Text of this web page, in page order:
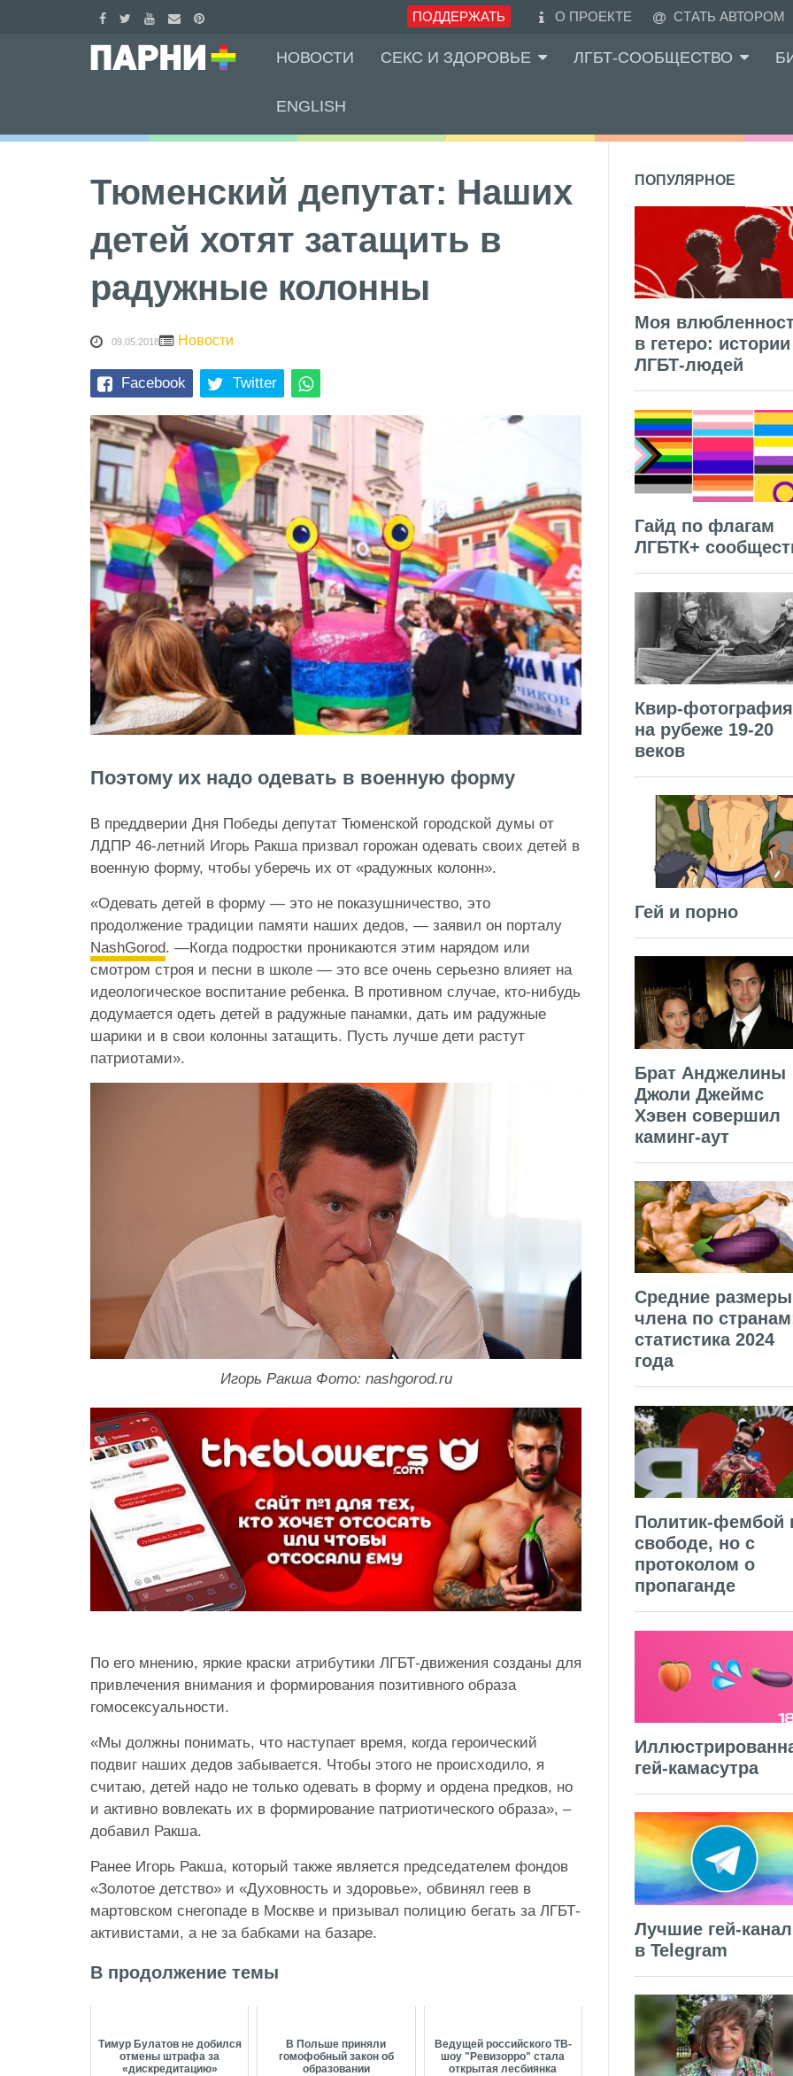
ПОДДЕРЖАТЬ О ПРОЕКТЕ СТАТЬ АВТОРОМ
НОВОСТИ СЕКС И ЗДОРОВЬЕ ЛГБТ-СООБЩЕСТВО
ENGLISH
Тюменский депутат: Наших
детей хотят затащить в
радужные колонны
09.05.2018 Новости
Facebook Twitter
Поэтому их надо одевать в военную форму
В преддверии Дня Победы депутат Тюменской городской думы от
ЛДПР 46-летний Игорь Ракша призвал горожан одевать своих детей в
военную форму, чтобы уберечь их от «радужных колонн».
«Одевать детей в форму — это не показушничество, это
продолжение традиции памяти наших дедов, — заявил он порталу
NashGorod. —Когда подростки проникаются этим нарядом или
смотром строя и песни в школе — это все очень серьезно влияет на
идеологическое воспитание ребенка. В противном случае, кто-нибудь
додумается одеть детей в радужные панамки, дать им радужные
шарики и в свои колонны затащить. Пусть лучше дети растут
патриотами».
Игорь Ракша Фото: nashgorod.ru
По его мнению, яркие краски атрибутики ЛГБТ-движения созданы для
привлечения внимания и формирования позитивного образа
гомосексуальности.
«Мы должны понимать, что наступает время, когда героический
подвиг наших дедов забывается. Чтобы этого не происходило, я
считаю, детей надо не только одевать в форму и ордена предков, но
и активно вовлекать их в формирование патриотического образа», –
добавил Ракша.
Ранее Игорь Ракша, который также является председателем фондов
«Золотое детство» и «Духовность и здоровье», обвинял геев в
мартовском снегопаде в Москве и призывал полицию бегать за ЛГБТ-
активистами, а не за бабками на базаре.
В продолжение темы
Тимур Булатов не добился
отмены штрафа за
«дискредитацию»
В Польше приняли
гомофобный закон об
образовании
Ведущей российского ТВ-
шоу "Ревизорро" стала
открытая лесбиянка
ПОПУЛЯРНОЕ
Моя
в гетеро: истории
ЛГБТ-людей
Гайд по флагам
ЛГБТК+
Квир-фотография
на рубеже 19-20
веков
Гей и порно
Брат Анджелины
Джоли Джеймс
Хэвен совершил
каминг-аут
Средние размеры
члена по
статистика 2024
года
Политик-фембой
свободе, но с
протоколом о
пропаганде
гей-камасутра
Лучшие гей-
в Telegram